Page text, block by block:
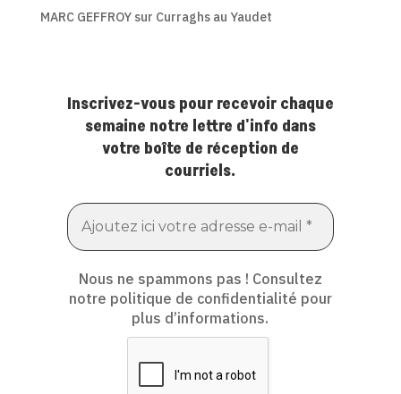
MARC GEFFROYsur Curraghs au Yaudet
Inscrivez-vous pour recevoir chaque
semaine notre lettre d'info dans
votre boîte de réception de
courriels.
Nous ne spammons pas ! Consultez
notre politique de confidentialité pour
plus d’informations.